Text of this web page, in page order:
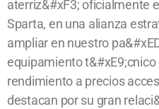
aterriz&#xF3; oficialmente
Sparta, en una alianza
ampliar en nuestro
equipamiento
rendimiento a precios
destacan por su gran